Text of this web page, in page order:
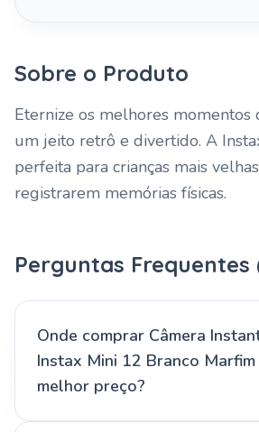
Sobre o Produto
Eternize os melhores momentos
um jeito retrô e divertido. A
perfeita para crianças mais
registrarem memórias físicas.
Perguntas Frequentes
Onde comprar Câmera
Instax Mini 12 Branco Marfim
melhor preço?